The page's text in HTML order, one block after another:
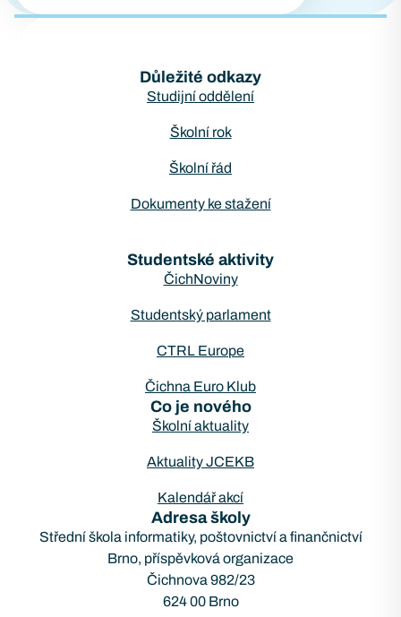
Důležité odkazy
Studijní oddělení
Školní rok
Školní řád
Dokumenty ke stažení
Studentské aktivity
ČichNoviny
Studentský parlament
CTRL Europe
Čichna Euro Klub
Co je nového
Školní aktuality
Aktuality JCEKB
Kalendář akcí
Adresa školy
Střední škola informatiky, poštovnictví a finančnictví
Brno, příspěvková organizace
Čichnova 982/23
624 00 Brno